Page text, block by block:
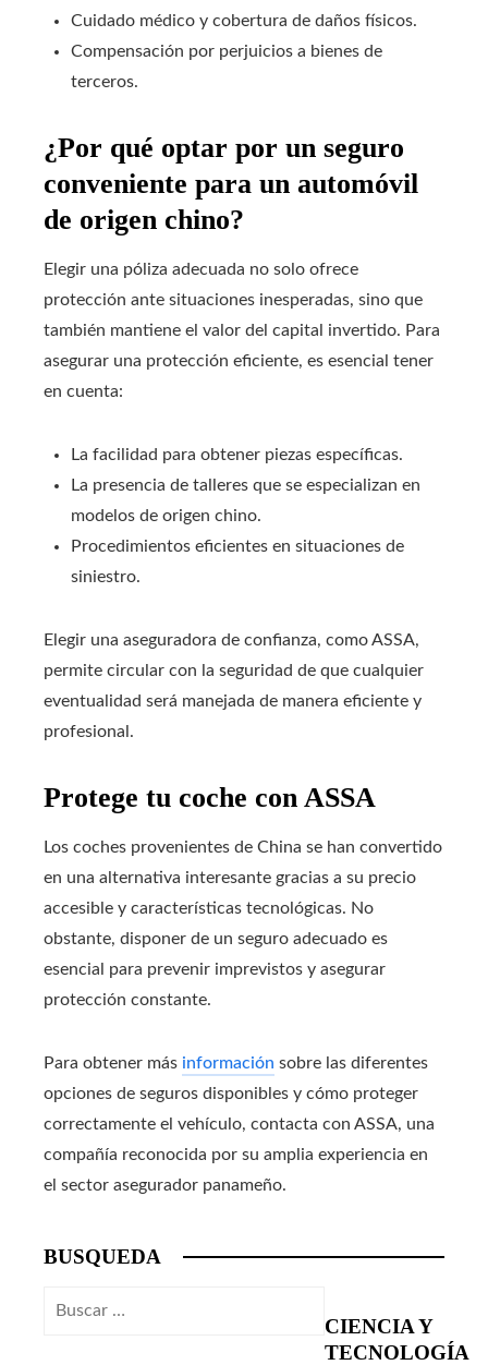
Cuidado médico y cobertura de daños físicos.
Compensación por perjuicios a bienes de
terceros.
¿Por qué optar por un seguro
conveniente para un automóvil
de origen chino?
Elegir una póliza adecuada no solo ofrece
protección ante situaciones inesperadas, sino que
también mantiene el valor del capital invertido. Para
asegurar una protección eficiente, es esencial tener
en cuenta:
La facilidad para obtener piezas específicas.
La presencia de talleres que se especializan en
modelos de origen chino.
Procedimientos eficientes en situaciones de
siniestro.
Elegir una aseguradora de confianza, como ASSA,
permite circular con la seguridad de que cualquier
eventualidad será manejada de manera eficiente y
profesional.
Protege tu coche con ASSA
Los coches provenientes de China se han convertido
en una alternativa interesante gracias a su precio
accesible y características tecnológicas. No
obstante, disponer de un seguro adecuado es
esencial para prevenir imprevistos y asegurar
protección constante.
Para obtener más información sobre las diferentes
opciones de seguros disponibles y cómo proteger
correctamente el vehículo, contacta con ASSA, una
compañía reconocida por su amplia experiencia en
el sector asegurador panameño.
BUSQUEDA
Buscar:
CIENCIA Y
TECNOLOGÍA